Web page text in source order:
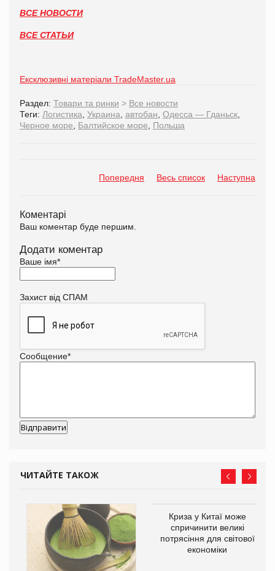
ВСЕ НОВОСТИ
ВСЕ СТАТЬИ
Ексклюзивні матеріали TradeMaster.ua
Раздел: Товари та ринки > Все новости
Теги: Логистика Украина автобан Одесса — Гданьск
Черное море
Балтийское море Польша
Попередня Весь список Наступна
Коментарі
Ваш коментар буде першим.
Додати коментар
Ваше імя*
Захист від СПАМ
Сообщение*
ЧИТАЙТЕ ТАКОЖ
Криза у Китаї може
спричинити великі
потрясіння для світової
економіки